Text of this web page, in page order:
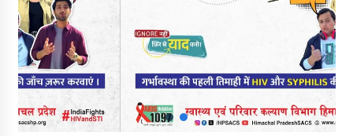
बड़ी ख़बर – अनुबंध कर्मचारियों को बैक डेट से नहीं मिलेगा नियमितीकरण,
शिक्षा निदेशालय ने जारी किया स्पष्टीकरण
05/08/2026
देहरा पुलिस की बड़ी कार्रवाई- 90 लाख नकद और 2 करोड़के सोने के
आभूषण बरामद, 7 आरोपी गिरफ्तार
05/08/2026